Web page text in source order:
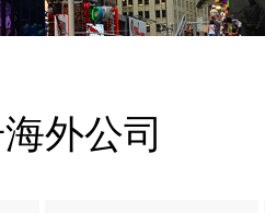
外公司